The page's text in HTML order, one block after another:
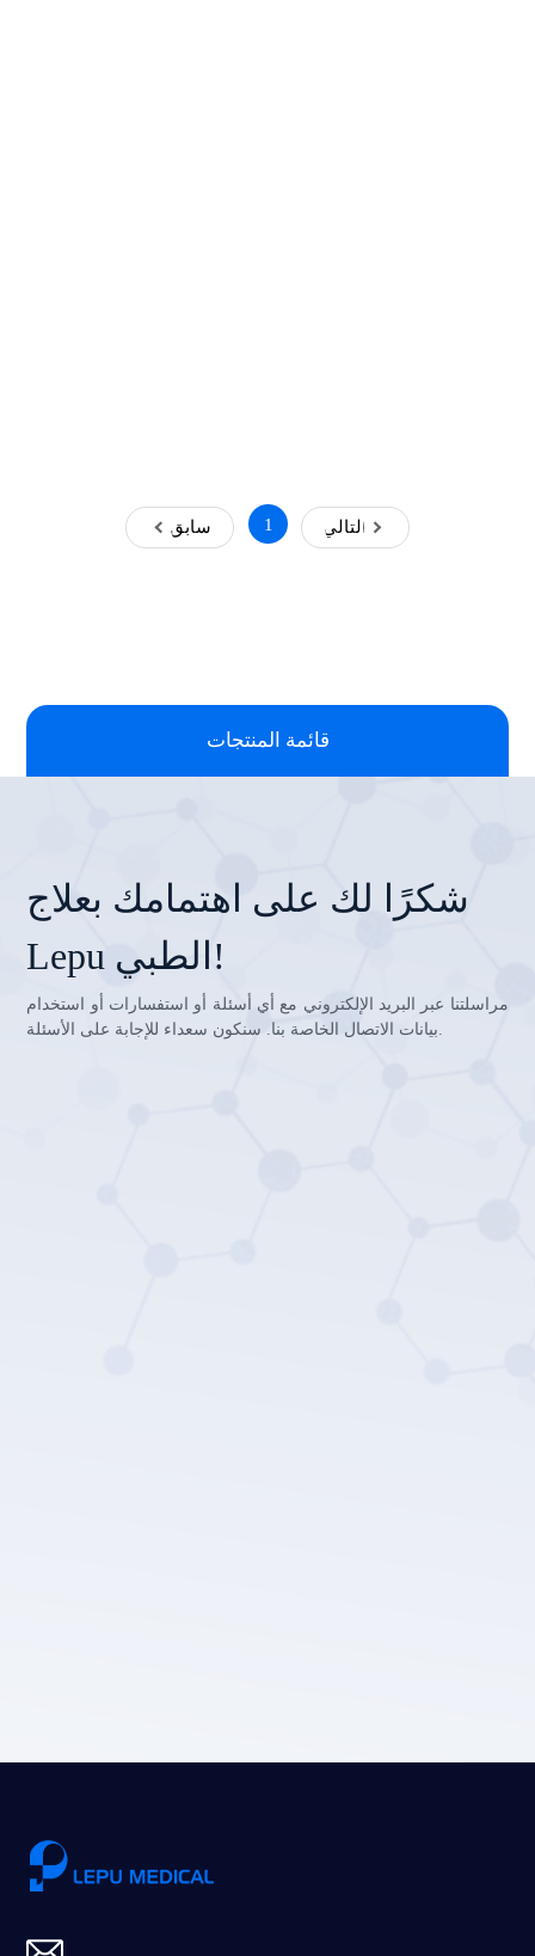
سابق 1 التالي
قائمة المنتجات
شكرًا لك على اهتمامك بعلاج
Lepu الطبي!
مراسلتنا عبر البريد الإلكتروني مع أي أسئلة أو استفسارات أو استخدام